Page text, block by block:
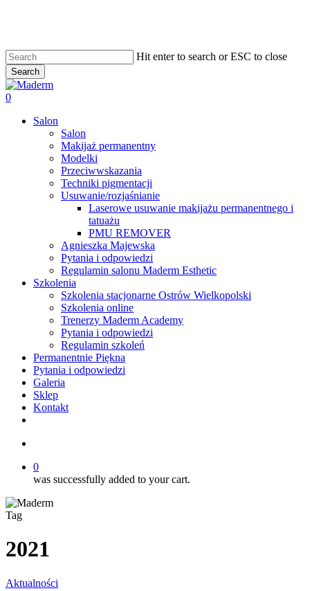
content
Hit enter to search or ESC to close
Search
Close
Search
search
0
Salon
Salon
Makijaż permanentny
Modelki
Przeciwwskazania
Techniki pigmentacji
Usuwanie/rozjaśnianie
Laserowe usuwanie makijażu permanentnego i
tatuażu
PMU REMOVER
Agnieszka Majewska
Pytania i odpowiedzi
Regulamin salonu Maderm Esthetic
Szkolenia
Szkolenia stacjonarne Ostrów Wielkopolski
Szkolenia online
Trenerzy Maderm Academy
Pytania i odpowiedzi
Regulamin szkoleń
Permanentnie Piękna
Pytania i odpowiedzi
Galeria
Sklep
Kontakt
0
was successfully added to your cart.
Tag
2021
PMU
Aktualności